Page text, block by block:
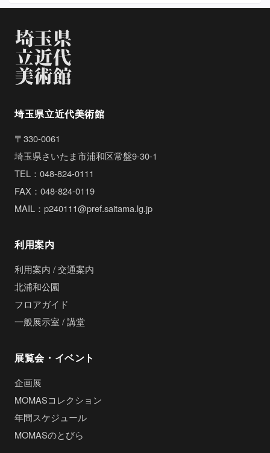
埼玉県立近代美術館
〒330-0061
埼玉県さいたま市浦和区常盤9-30-1
TEL：048-824-0111
FAX：048-824-0119
MAIL：p240111@pref.saitama.lg.jp
利用案内
利用案内 / 交通案内
北浦和公園
フロアガイド
一般展示室 / 講堂
展覧会・イベント
企画展
MOMASコレクション
年間スケジュール
MOMASのとびら